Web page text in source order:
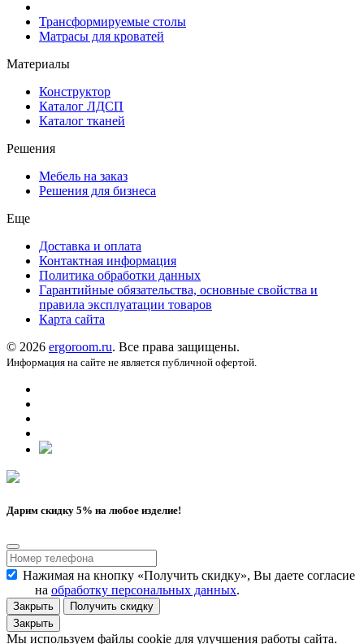
Трансформируемые столы
Матрасы для кроватей
Материалы
Конструктор
Каталог ЛДСП
Каталог тканей
Решения
Мебель на заказ
Решения для бизнеса
Еще
Доставка и оплата
Контактная информация
Политика обработки данных
Гарантийные обязательства, основные свойства и
правила эксплуатации товаров
Карта сайта
© 2026 ergoroom.ru. Все права защищены.
Информация на сайте не является публичной офертой.
Дарим скидку 5% на любое изделие!
Нажимая на кнопку «Получить скидку», Вы даете согласие
на обработку персональных данных.
Закрыть
Получить скидку
Закрыть
Мы используем файлы cookie для улучшения работы сайта.